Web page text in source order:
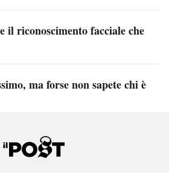
il riconoscimento facciale che
ma forse non sapete chi è